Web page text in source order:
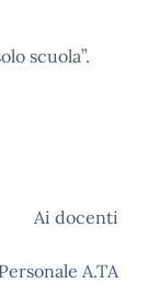
scuola”.
Ai docenti
A.TA